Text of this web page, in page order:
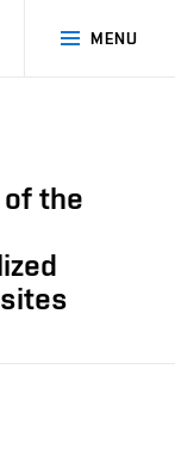
MENU
the